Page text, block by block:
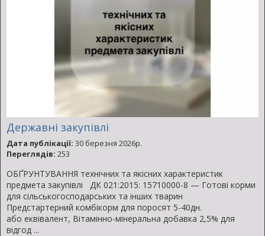
Державні закупівлі
Дата публікації: 30 березня 2026р.
Переглядів: 253
ОБҐРУНТУВАННЯ технічних та якісних характеристик
предмета закупівлі ДК 021:2015: 15710000-8 — Готові корми
для сільськогосподарських та інших тварин
Предстартерний комбікорм для поросят 5-40дн.
або еквівалент, Вiтамiнно-мiнеральна добавка 2,5% для
відгод ...